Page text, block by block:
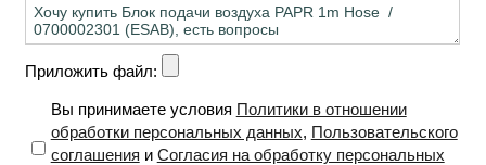
Приложить файл:
Вы принимаете условия Политики в отношении
обработки персональных данных, Пользовательского
соглашения и Согласия на обработку персональных